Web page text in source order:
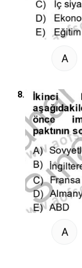
A
8.
A